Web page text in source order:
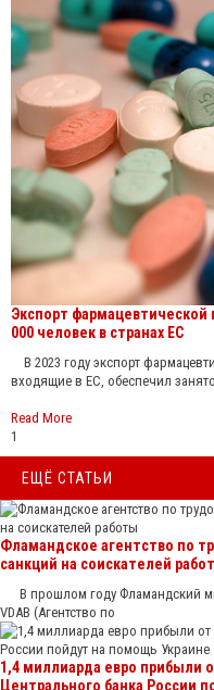
Экспорт фармацевтической
000 человек в странах ЕС
В 2023 году экспорт
входящие в ЕС, обеспечил
Read More
1
ЕЩЁ СТАТЬИ
Фламандское агентство по
санкций на соискателей
В прошлом году Фламандский
VDAB (Агентство по
1,4 миллиарда евро прибыли
Центрального банка России